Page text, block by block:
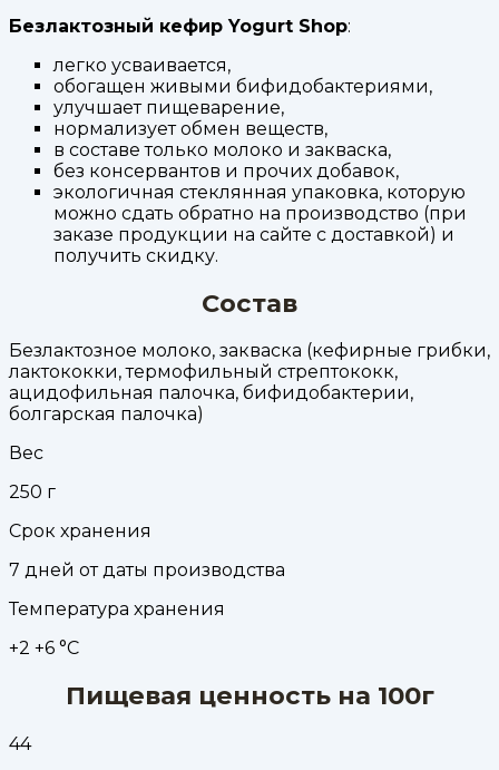
Безлактозный кефир Yogurt Shop:
легко усваивается,
обогащен живыми бифидобактериями,
улучшает пищеварение,
нормализует обмен веществ,
в составе только молоко и закваска,
без консервантов и прочих добавок,
экологичная стеклянная упаковка, которую
можно сдать обратно на производство (при
заказе продукции на сайте с доставкой) и
получить скидку.
Состав
Безлактозное молоко, закваска (кефирные грибки,
лактококки, термофильный стрептококк,
ацидофильная палочка, бифидобактерии,
болгарская палочка)
Вес
250 г
Срок хранения
7 дней от даты производства
Температура хранения
+2 +6 °С
Пищевая ценность на 100г
44